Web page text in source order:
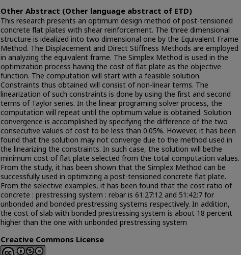
Other Abstract (Other language abstract of ETD)
This research presents an optimum design method of post-tensioned
concrete flat plates with shear reinforcement. The three dimensional
structure is idealized into two dimensional one by the Equivalent Frame
Method. The Displacement and Direct Stiffness Methods are employed
in analyzing the equivalent frame. The Simplex Method is used in the
optimization process having the cost of flat plate as the objective
function. The computation will start with a feasible solution.
Constraints thus obtained will consist of non-linear terms. The
linearization of such constraints is done by using the first and second
terms of Taylor series. In the linear programing solver process, the
computation will repeat until the optimum value is obtained. Solution
convergence is accomplished by specifying the difference of the two
consecutive values of cost to be less than 0.05%. However, it has been
found that the solution may not converge due to the method used in
the linearizing the constraints. In such case, the solution will bethe
minimum cost of flat plate selected from the total computation values.
From the study, it has been shown that the Simplex Method can be
successfully used in optimizing a post-tensioned concrete flat plate.
From the selective examples, it has been found that the cost ratio of
concrete : prestressing system : rebar is 61:27:12 and 51:42:7 for
unbonded and bonded prestressing systems respectively. In addition,
the cost of slab with bonded prestressing system is about 18 percent
higher than the one with unbonded prestressing system
Creative Commons License